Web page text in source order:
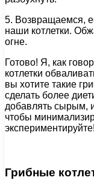
5. Возвращаемся,
наши котлетки.
огне.
Готово! Я, как
котлетки
вы хотите такие
сделать более
добавлять сырым,
чтобы
экспериментируйте!
Грибные